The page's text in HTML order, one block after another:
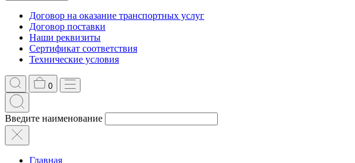
Договор на оказание транспортных услуг
Договор поставки
Наши реквизиты
Сертификат соответствия
Технические условия
0
Введите наименование
Главная